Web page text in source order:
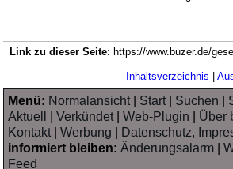
Link zu dieser Seite: https://www.buzer.de/
Inhaltsverzeichnis |
Menü: Normalansicht| Start| Suchen
Aktuell
|Verkündet|Web-Plugin Über
Kontakt|Werbung
Datenschutz,
informiert bleiben: Änderungsalarm |
Feed